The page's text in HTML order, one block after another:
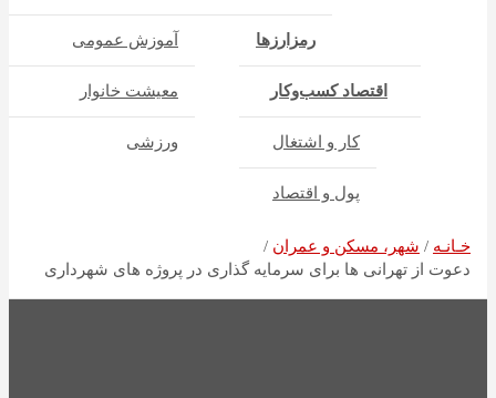
آموزش عمومی
معیشت خانوار
ورزشی
رمزارزها
اقتصاد کسب‌و‌کار
کار و اشتغال
پول و اقتصاد
خـانـه
شهر، مسکن و عمران
دعوت از تهرانی ها برای سرمایه گذاری در پروژه های شهرداری